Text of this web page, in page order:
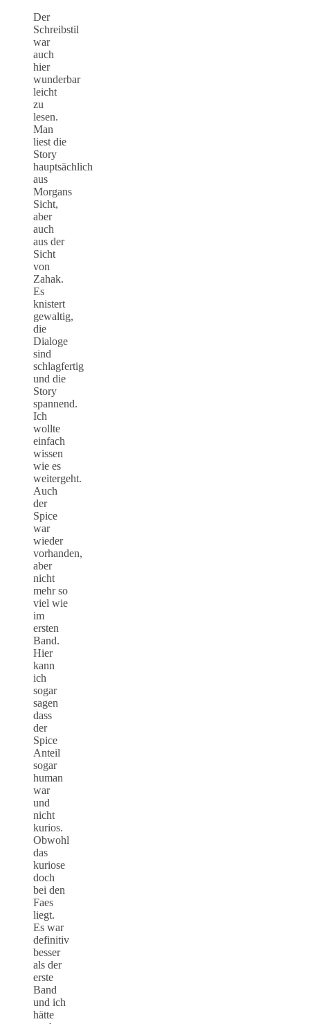
Der
Schreibstil
war
auch
hier
wunderbar
leicht
zu
lesen.
Man
liest die
Story
hauptsächlich
aus
Morgans
Sicht,
aber
auch
aus der
Sicht
von
Zahak.
Es
knistert
gewaltig,
die
Dialoge
sind
schlagfertig
und die
Story
spannend.
Ich
wollte
einfach
wissen
wie es
weitergeht.
Auch
der
Spice
war
wieder
vorhanden,
aber
nicht
mehr so
viel wie
im
ersten
Band.
Hier
kann
ich
sogar
sagen
dass
der
Spice
Anteil
sogar
human
war
und
nicht
kurios.
Obwohl
das
kuriose
doch
bei den
Faes
liegt.
Es war
definitiv
besser
als der
erste
Band
und ich
hätte